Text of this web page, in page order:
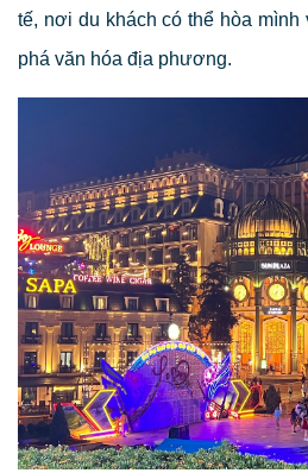
tế, nơi du khách có thể hòa mình
phá văn hóa địa phương.